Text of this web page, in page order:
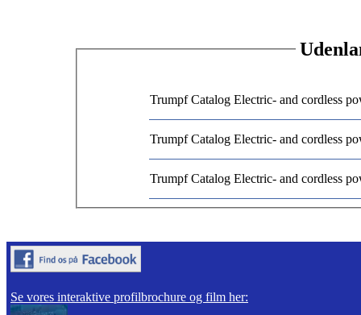
Trumpf Catalog Electric- and cordless
Trumpf Catalog Electric- and cordless
Trumpf Catalog Electric- and cordless
Se vores interaktive profilbrochure og film her: